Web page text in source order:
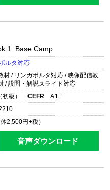
1: Base Camp
ルタ対応
材 / リンガポルタ対応 / 映像配信教
/ 設問・解説スライド対応
級） CEFR
A1+
2,500円+税）
音声ダウンロード